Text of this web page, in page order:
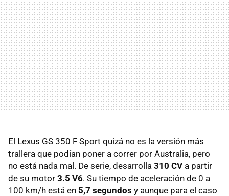
El Lexus GS 350 F Sport quizá no es la versión más
trallera que podían poner a correr por Australia, pero
no está nada mal. De serie, desarrolla 310 CV a partir
de su motor 3.5 V6. Su tiempo de aceleración de 0 a
100 km/h está en 5,7 segundos y aunque para el caso